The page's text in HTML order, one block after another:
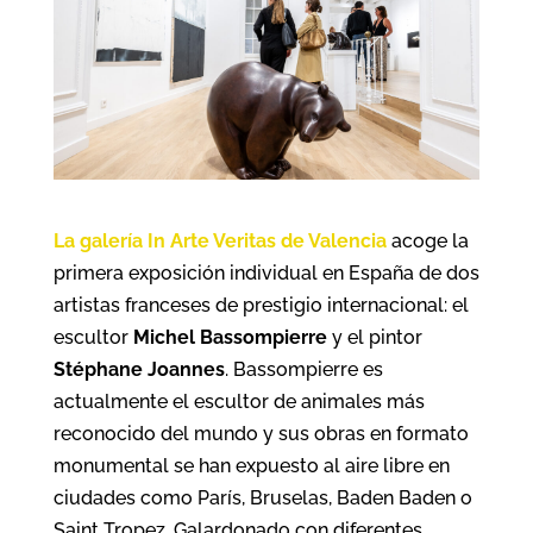
La galería In Arte Veritas de Valenciaacoge la
primera exposición individual en España de dos
artistas franceses de prestigio internacional: el
escultor Michel Bassompierrey el pintor
Stéphane Joannes. Bassompierre es
actualmente el escultor de animales más
reconocido del mundo y sus obras en formato
monumental se han expuesto al aire libre en
ciudades como París, Bruselas, Baden Baden o